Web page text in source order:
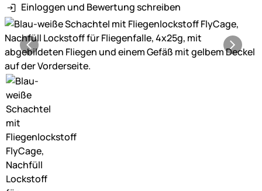
Einloggen und Bewertung schreiben
Produktgalerie